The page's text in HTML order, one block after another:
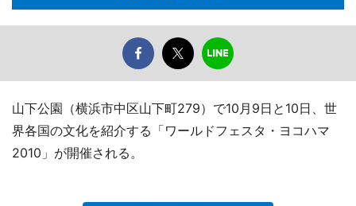
山下公園（横浜市中区山下町279）で10月9日と10日、世
界各国の文化を紹介する「ワールドフェスタ・ヨコハマ
2010」が開催される。